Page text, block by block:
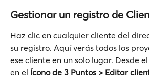
Gestionar un registro de
Haz clic en cualquier cliente del
su registro. Aquí verás todos los
ese cliente en un solo lugar. Desde
en el Ícono de 3 Puntos > Editar